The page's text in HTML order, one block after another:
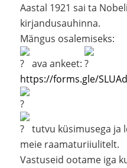
Aastal 1921 sai ta Nobeli
kirjandusauhinna.
Mängus osalemiseks:
ava ankeet:
https://forms.gle/
tutvu küsimusega ja
meie raamaturiiulitelt.
Vastuseid ootame iga